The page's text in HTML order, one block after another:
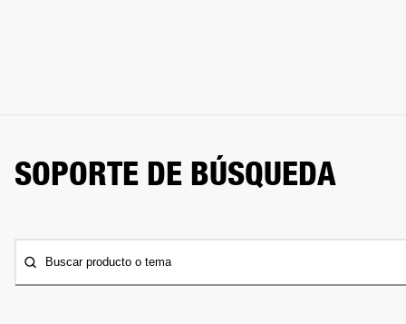
SOPORTE DE BÚSQUEDA
Buscar producto o tema